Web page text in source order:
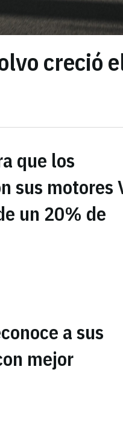
creció
que los
sus motores
un 20% de
a sus
mejor